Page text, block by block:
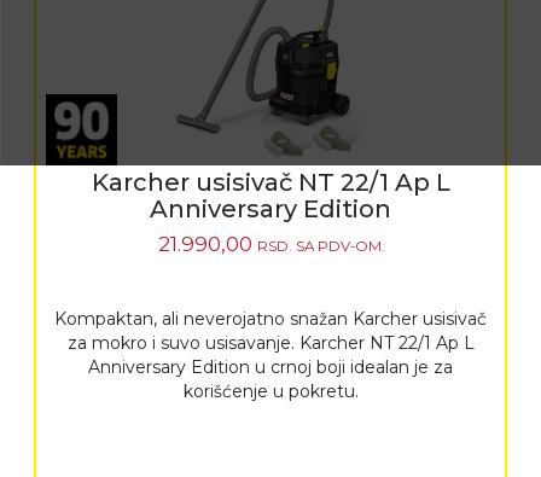
Karcher usisivač NT 22/1 Ap L
Anniversary Edition
21.990,00 RSD. SA PDV-OM.
Kompaktan, ali neverojatno snažan Karcher usisivač
za mokro i suvo usisavanje. Karcher NT 22/1 Ap L
Anniversary Edition u crnoj boji idealan je za
korišćenje u pokretu.